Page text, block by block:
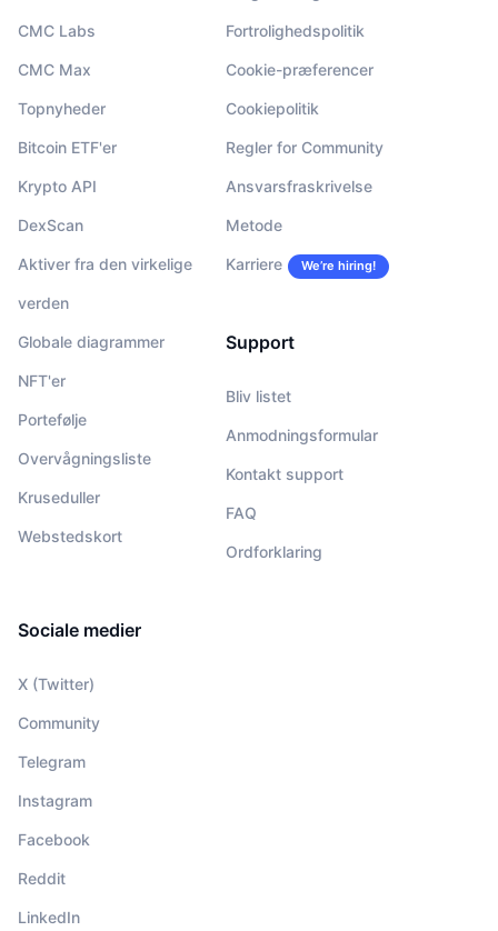
CMC Labs
CMC Max
Topnyheder
Bitcoin ETF'er
Krypto API
DexScan
Aktiver fra den virkelige
verden
Globale diagrammer
NFT'er
Portefølje
Overvågningsliste
Kruseduller
Webstedskort
Fortrolighedspolitik
Cookie-præferencer
Cookiepolitik
Regler for Community
Ansvarsfraskrivelse
Metode
Karriere We’re hiring!
Support
Bliv listet
Anmodningsformular
Kontakt support
FAQ
Ordforklaring
Sociale medier
X (Twitter)
Community
Telegram
Instagram
Facebook
Reddit
LinkedIn